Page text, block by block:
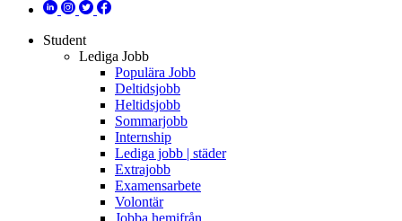
Student
Lediga Jobb
Populära Jobb
Deltidsjobb
Heltidsjobb
Sommarjobb
Internship
Lediga jobb | städer
Extrajobb
Examensarbete
Volontär
Jobba hemifrån